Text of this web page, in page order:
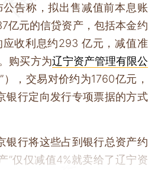
公告称，拟出售减值前本息账
亿元的信贷资产，包括本金约
收利息约293 亿元，减值准
购买方为辽宁资产管理有限公
），交易对价约为1760亿元，
银行定向发行专项票据的方式
行将这些占到银行总资产约
”仅仅减值4%就卖给了辽宁资